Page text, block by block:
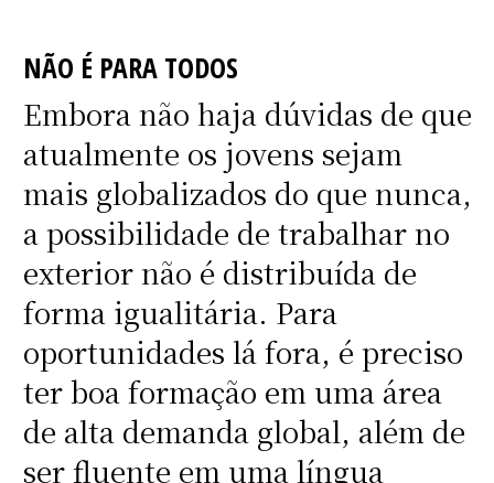
NÃO É PARA TODOS
Embora não haja dúvidas de que
atualmente os jovens sejam
mais globalizados do que nunca,
a possibilidade de trabalhar no
exterior não é distribuída de
forma igualitária. Para
oportunidades lá fora, é preciso
ter boa formação em uma área
de alta demanda global, além de
ser fluente em uma língua